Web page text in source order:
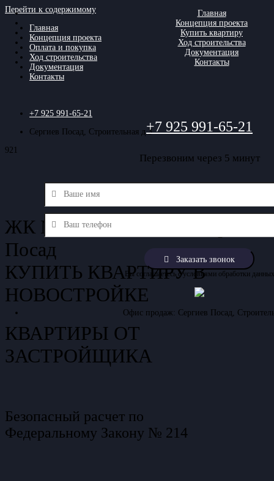
Перейти к содержимому
Главная
Концепция проекта
Оплата и покупка
Ход строительства
Документация
Контакты
+7 925 991-65-21
Сергиев Посад, Строительная д.3
Главная
Концепция проекта
Купить квартиру
Ход строительства
Документация
Контакты
+7 925 991-65-21
Перезвоним через 5 минут
Вы соглашаетесь с условиями обработки данных
Офис продаж: Сергиев Посад,
ЖК МОСКОВСКИЙ в Сергиев
Посад
КУПИТЬ КВАРТИРУ В
НОВОСТРОЙКЕ
КВАРТИРЫ ОТ
ЗАСТРОЙЩИКА
Безопасный расчет по
Федеральному Закону № 214